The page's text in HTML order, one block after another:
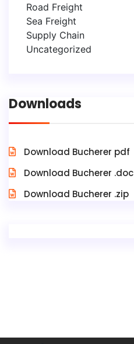
Road Freight
Sea Freight
Supply Chain
Uncategorized
Downloads
Download Bucherer pdf
Download Bucherer .doc
Download Bucherer .zip